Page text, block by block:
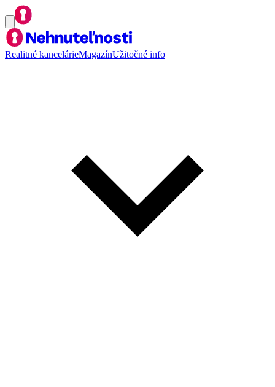
Realitné kancelárieMagazínUžitočné info